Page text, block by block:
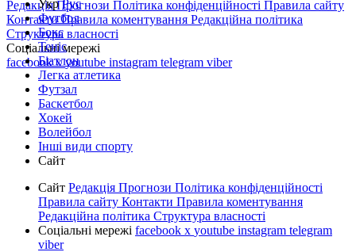
РедакціяПрогнози Політика конфіденційності Правила сайту
КонтактиПравила коментування Редакційна політика
Структура власності
Соціальні мережі
facebookxyoutube instagram telegram viber
УкрРус
Футбол
Бокс
Теніс
Біатлон
Легка атлетика
Футзал
Баскетбол
Хокей
Волейбол
Інші види спорту
Сайт
Сайт Редакція Прогнози Політика конфіденційності
Правила сайту Контакти Правила коментування
Редакційна політика Структура власності
Соціальні мережі facebook x youtube instagram telegram
viber